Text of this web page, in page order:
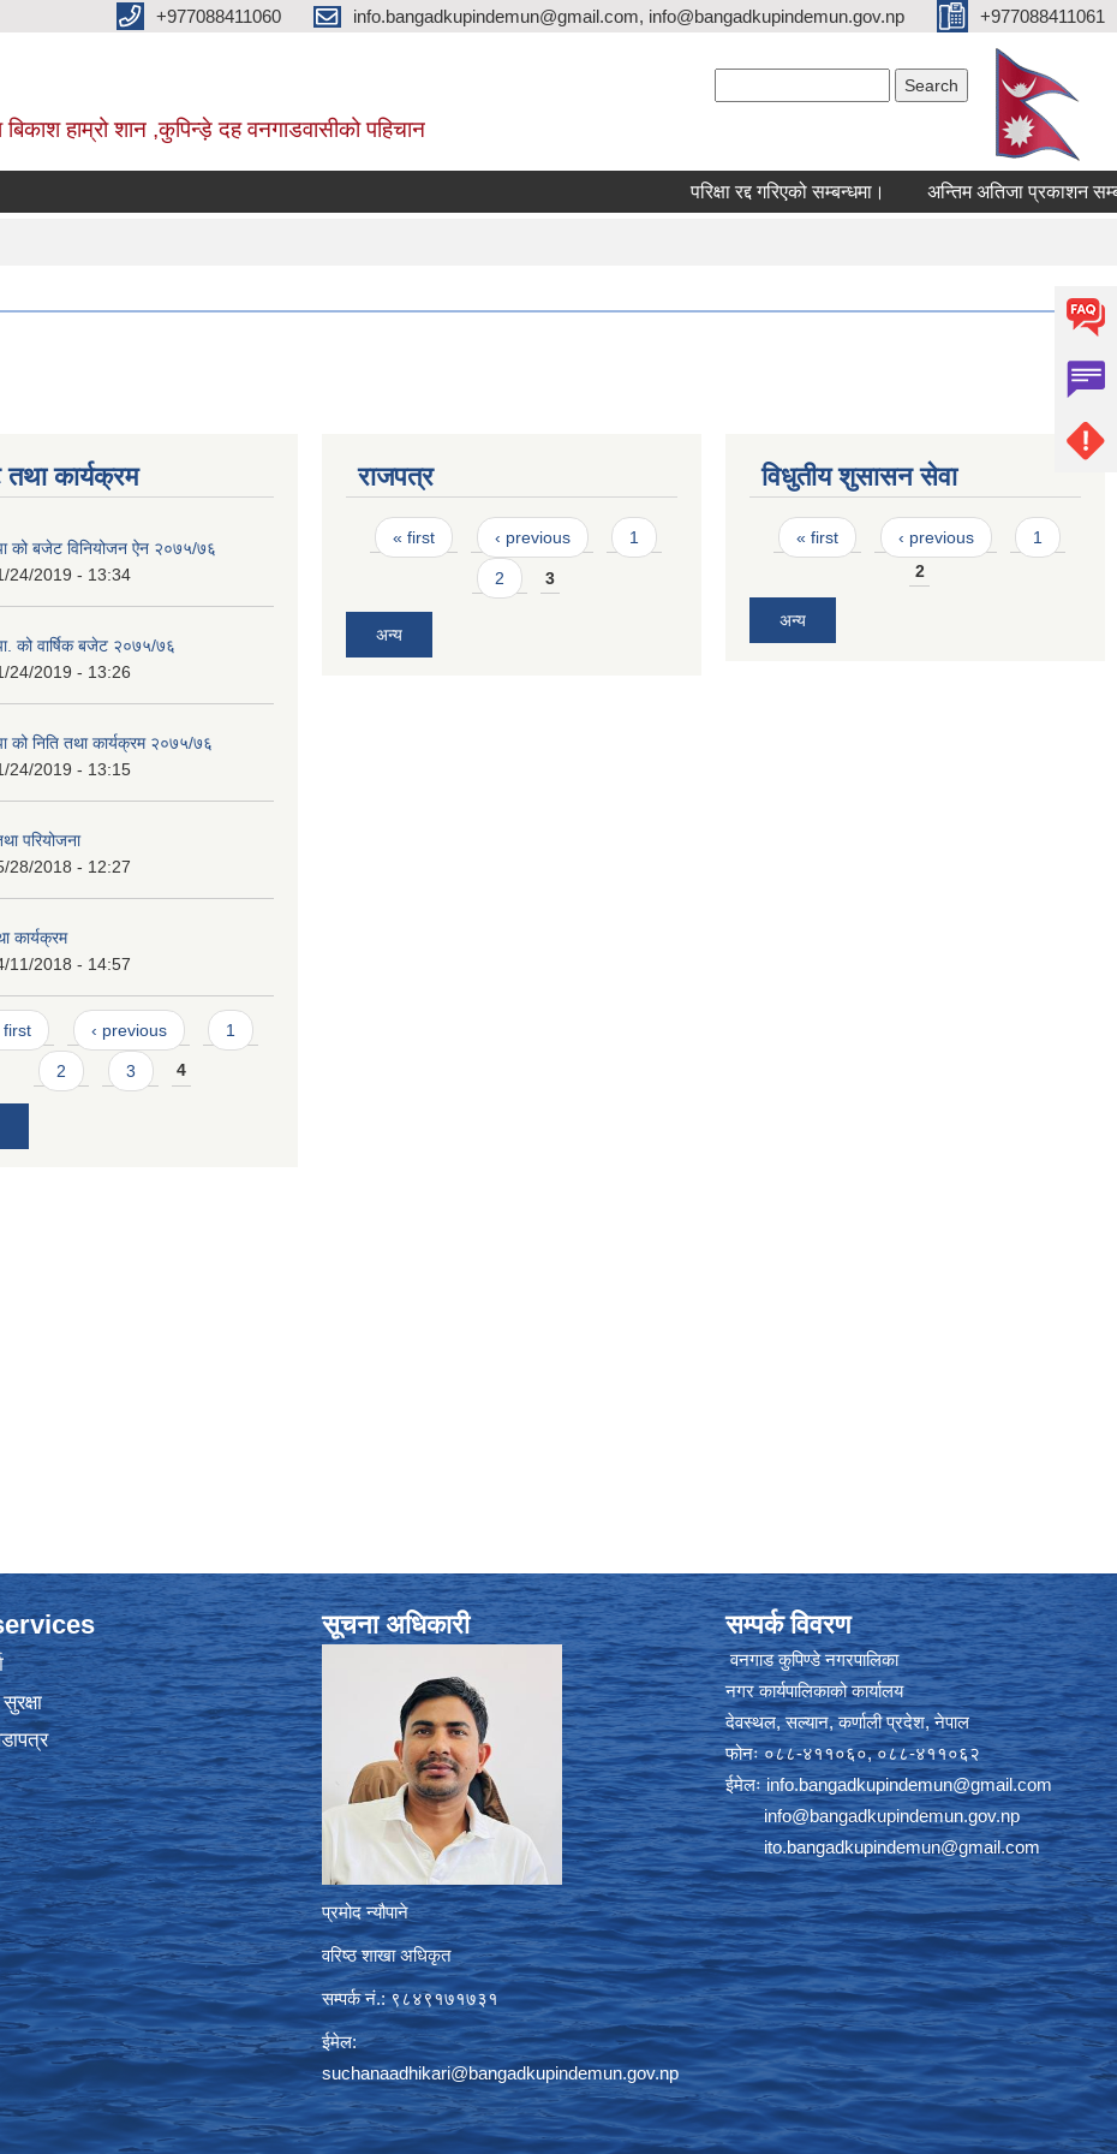
+977088411060 info.bangadkupindemun@gmail.com, info@bangadkupindemun.gov.np +977088411061
हाम्रो शान ,कुपिन्ड़े दह वनगाडवासीको पहिचान
परिक्षा रद्द गरिएको सम्बन्धमा। अन्तिम अतिजा प्रकाशन
कार्यक्रम
को बजेट विनियोजन ऐन २०७५/७६
24/2019 - 13:34
को वार्षिक बजेट २०७५/७६
24/2019 - 13:26
को निति तथा कार्यक्रम २०७५/७६
24/2019 - 13:15
परियोजना
28/2018 - 12:27
कार्यक्रम
11/2018 - 14:57
first ‹ previous 1
2 3 4
राजपत्र
Pages
« first ‹ previous 1
2 3
अन्य
विधुतीय शुसासन सेवा
Pages
« first ‹ previous
1
2
अन्य
सूचना अधिकारी
प्रमोद न्यौपाने
वरिष्ठ शाखा अधिकृत
सम्पर्क नं.: ९८४९१७१७३१
ईमेल:
suchanaadhikari@bangadkupindemun.gov.np
सम्पर्क विवरण
वनगाड कुपिण्डे नगरपालिका
नगर कार्यपालिकाको कार्यालय
देवस्थल, सल्यान, कर्णाली प्रदेश, नेपाल
फोनः ०८८-४११०६०, ०८८-४११०६२
ईमेलःinfo.bangadkupindemun@gmail.com
info@bangadkupindemun.gov.np
ito.bangadkupindemun@gmail.com